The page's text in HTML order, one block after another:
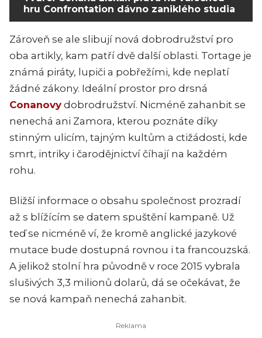
hru Confrontation dávno zaniklého studia
Zároveň se ale slibují nová dobrodružství pro
oba artikly, kam patří dvě další oblasti. Tortage je
známá piráty, lupiči a pobřežími, kde neplatí
žádné zákony. Ideální prostor pro drsná
Conanovy dobrodružství. Nicméně zahanbit se
nenechá ani Zamora, kterou poznáte díky
stinným ulicím, tajným kultům a ctižádosti, kde
smrt, intriky i čarodějnictví číhají na každém
rohu.
Bližší informace o obsahu společnost prozradí
až s blížícím se datem spuštění kampaně. Už
teď se nicméně ví, že kromě anglické jazykové
mutace bude dostupná rovnou i ta francouzská.
A jelikož stolní hra původně v roce 2015 vybrala
slušivých 3,3 milionů dolarů, dá se očekávat, že
se nová kampaň nenechá zahanbit.